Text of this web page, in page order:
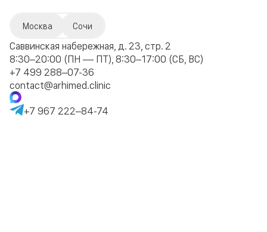
Москва Сочи
Саввинская набережная, д. 23, стр. 2
8:30–20:00 (ПН — ПТ), 8:30–17:00 (СБ, ВС)
+7 499 288–07-36
contact@arhimed.clinic
+7 967 222–84-74